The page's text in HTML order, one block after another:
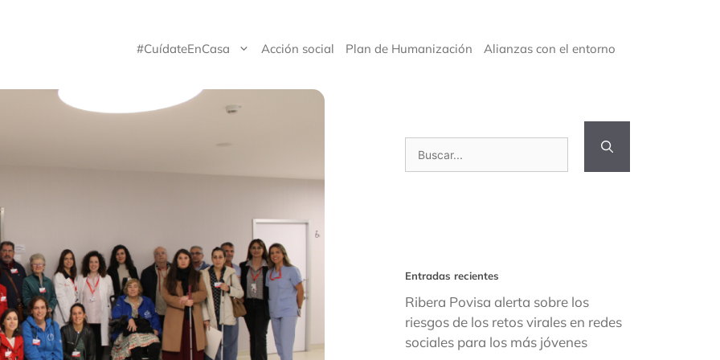
#CuídateEnCasa Acción social Plan de Humanización Alianzas con el entorno
Entradas recientes
Ribera Povisa alerta sobre los
riesgos de los retos virales en redes
sociales para los más jóvenes